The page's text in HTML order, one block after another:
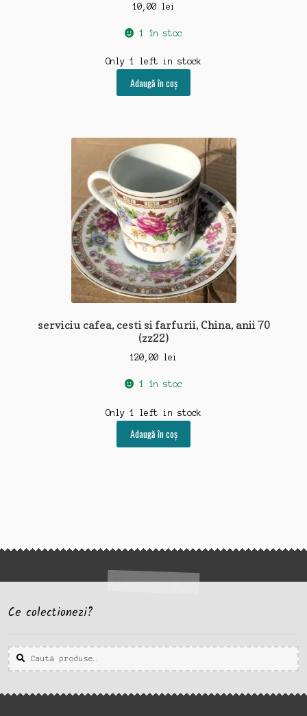
10,00 lei
1 în stoc
Only 1 left in stock
Adaugă în coș
serviciu cafea, cesti si farfurii, China, anii 70
(zz22)
120,00 lei
1 în stoc
Only 1 left in stock
Adaugă în coș
Ce colectionezi?
Caută
după:
Caută